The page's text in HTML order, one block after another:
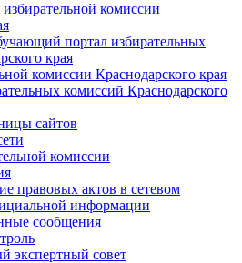
комиссии
портал избирательных
края
комиссии Краснодарского края
комиссий Краснодарского
сайтов
комиссии
правовых актов в сетевом
информации
сообщения
экспертный совет